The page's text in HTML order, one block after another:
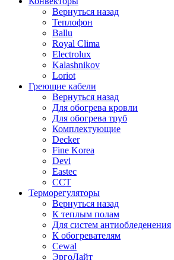
Вернуться назад
Теплофон
Ballu
Royal Clima
Electrolux
Kalashnikov
Loriot
Греющие кабели
Вернуться назад
Для обогрева кровли
Для обогрева труб
Комплектующие
Decker
Fine Korea
Devi
Eastec
ССТ
Терморегуляторы
Вернуться назад
К теплым полам
Для систем антиобледенения
К обогревателям
Cewal
ЭргоЛайт